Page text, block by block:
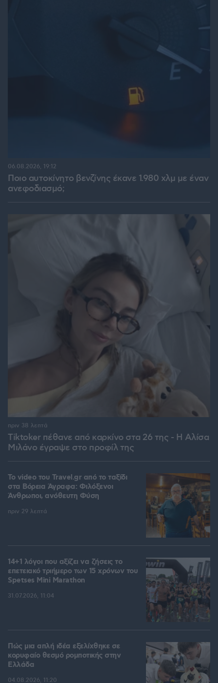
Ποιο αυτοκίνητο βενζίνης έκανε 1.980 χλμ με έναν
ανεφοδιασμό;
06.08.2026, 19:12
Tiktoker πέθανε από καρκίνο στα 26 της - Η Αλίσα
Μιλάνο έγραψε στο προφίλ της
πριν 38 λεπτά
To video του Travel.gr από το ταξίδι
στα Βόρεια Άγραφα: Φιλόξενοι
Άνθρωποι, ανόθευτη Φύση
πριν 29 λεπτά
14+1 λόγοι που αξίζει να ζήσεις το
επετειακό τριήμερο των 15 χρόνων του
Spetses Mini Marathon
31.07.2026, 11:04
Πώς μια απλή ιδέα εξελίχθηκε σε
κορυφαίο θεσμό ρομποτικής στην
Ελλάδα
04.08.2026, 11:20